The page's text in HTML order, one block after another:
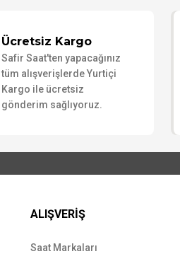
Ücretsiz Kargo
Safir Saat'ten yapacağınız
tüm alışverişlerde Yurtiçi
Kargo ile ücretsiz
gönderim sağlıyoruz.
ALIŞVERİŞ
Saat Markaları